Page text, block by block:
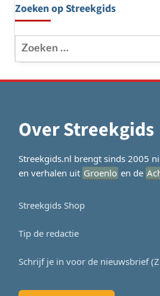
Zoeken op Streekgids
Zoeken
naar:
Over Streekgids
Streekgids.nl brengt sinds 2005
en verhalen uit Groenlo en de
Streekgids Shop
Tip de redactie
Schrijf je in voor de nieuwsbrief